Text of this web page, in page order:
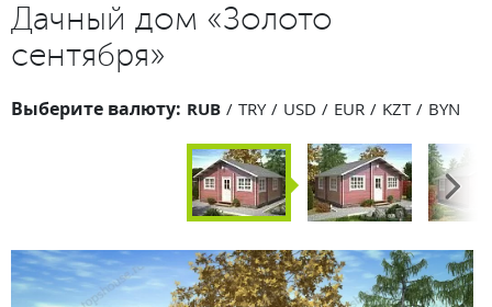
Дачный дом «Золото
сентября»
Выберите валюту: RUB TRY USD EUR KZT BYN
Next